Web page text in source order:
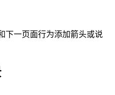
下一页面行为添加箭头或说